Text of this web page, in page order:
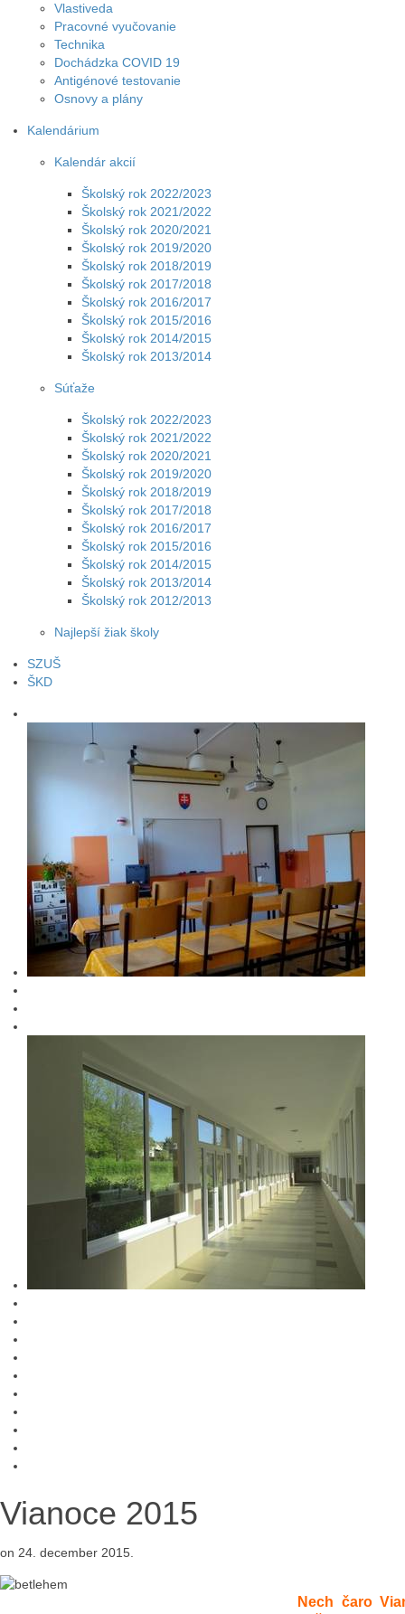
Vlastiveda
Pracovné vyučovanie
Technika
Dochádzka COVID 19
Antigénové testovanie
Osnovy a plány
Kalendárium
Kalendár akcií
Školský rok 2022/2023
Školský rok 2021/2022
Školský rok 2020/2021
Školský rok 2019/2020
Školský rok 2018/2019
Školský rok 2017/2018
Školský rok 2016/2017
Školský rok 2015/2016
Školský rok 2014/2015
Školský rok 2013/2014
Súťaže
Školský rok 2022/2023
Školský rok 2021/2022
Školský rok 2020/2021
Školský rok 2019/2020
Školský rok 2018/2019
Školský rok 2017/2018
Školský rok 2016/2017
Školský rok 2015/2016
Školský rok 2014/2015
Školský rok 2013/2014
Školský rok 2012/2013
Najlepší žiak školy
SZUŠ
ŠKD
Vianoce 2015
on 24. december 2015
Nech čaro